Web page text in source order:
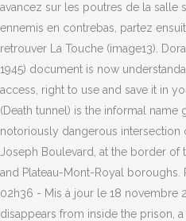
avancez sur les poutres de la salle
ennemis en contrebas, partez
retrouver La Touche (image13).
1945) document is now
access, right to use and save it in
(Death tunnel) is the informal name
notoriously dangerous intersection
Joseph Boulevard, at the border of
and Plateau-Mont-Royal boroughs.
02h36 - Mis à jour le 18 novembre
disappears from inside the prison,